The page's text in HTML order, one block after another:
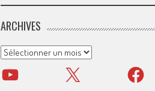
ARCHIVES
Archives
YouTube X Facebook